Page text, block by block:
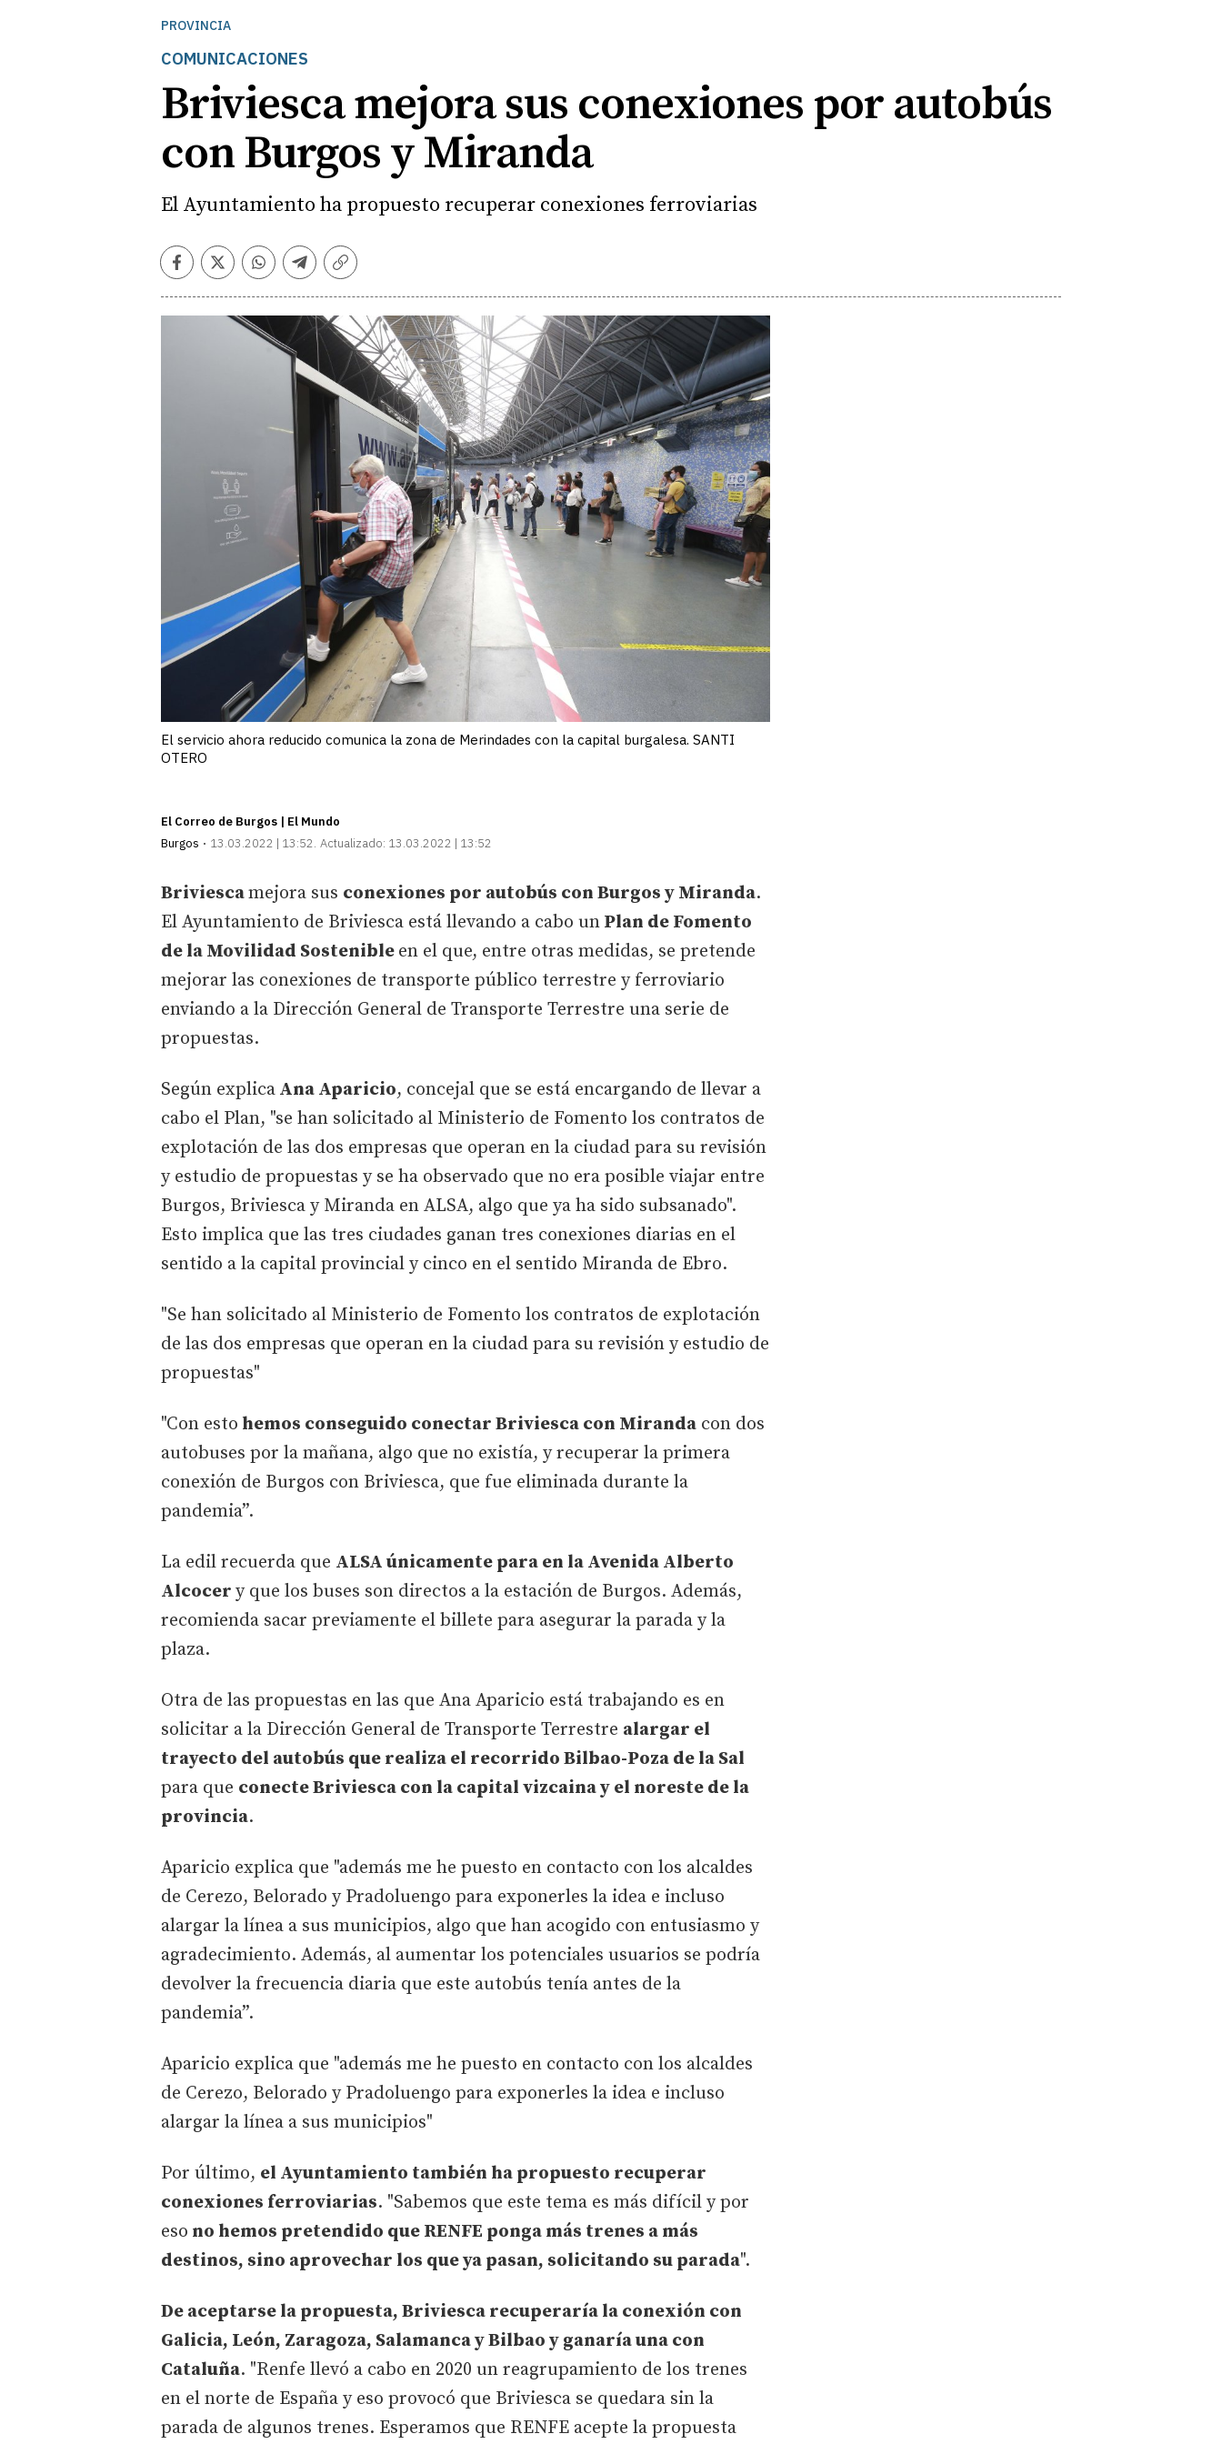
PROVINCIA
COMUNICACIONES
Briviesca mejora sus conexiones por autobús
con Burgos y Miranda
El Ayuntamiento ha propuesto recuperar conexiones ferroviarias
Facebook
TwitterWhatsapp
Telegram
Copiar
El servicio ahora reducido comunica la zona de Merindades con la capital burgalesa. SANTI
OTERO
El Correo de Burgos | El Mundo
Burgos
13.03.2022 | 13:52 Actualizado: 13.03.2022 | 13:52
Briviescamejora sus conexiones por autobús con Burgos y Miranda.
El Ayuntamiento de Briviesca está llevando a cabo un Plan de Fomento
de la Movilidad Sostenible en el que, entre otras medidas, se pretende
mejorar las conexiones de transporte público terrestre y ferroviario
enviando a la Dirección General de Transporte Terrestre una serie de
propuestas.
Según explica Ana Aparicio, concejal que se está encargando de llevar a
cabo el Plan, "se han solicitado al Ministerio de Fomento los contratos de
explotación de las dos empresas que operan en la ciudad para su revisión
y estudio de propuestas y se ha observado que no era posible viajar entre
Burgos, Briviesca y Miranda en ALSA, algo que ya ha sido subsanado".
Esto implica que las tres ciudades ganan tres conexiones diarias en el
sentido a la capital provincial y cinco en el sentido Miranda de Ebro.
"Se han solicitado al Ministerio de Fomento los contratos de explotación
de las dos empresas que operan en la ciudad para su revisión y estudio de
propuestas"
"Con esto hemos conseguido conectar Briviesca con Miranda con dos
autobuses por la mañana, algo que no existía, y recuperar la primera
conexión de Burgos con Briviesca, que fue eliminada durante la
pandemia”.
La edil recuerda que ALSA únicamente para en la Avenida Alberto
Alcocer y que los buses son directos a la estación de Burgos. Además,
recomienda sacar previamente el billete para asegurar la parada y la
plaza.
Otra de las propuestas en las que Ana Aparicio está trabajando es en
solicitar a la Dirección General de Transporte Terrestre alargar el
trayecto del autobús que realiza el recorrido Bilbao-Poza de la Sal
para que conecte Briviesca con la capital vizcaina y el noreste de la
provincia.
Aparicio explica que "además me he puesto en contacto con los alcaldes
de Cerezo, Belorado y Pradoluengo para exponerles la idea e incluso
alargar la línea a sus municipios, algo que han acogido con entusiasmo y
agradecimiento. Además, al aumentar los potenciales usuarios se podría
devolver la frecuencia diaria que este autobús tenía antes de la
pandemia”.
Aparicio explica que "además me he puesto en contacto con los alcaldes
de Cerezo, Belorado y Pradoluengo para exponerles la idea e incluso
alargar la línea a sus municipios"
Por último, el Ayuntamiento también ha propuesto recuperar
conexiones ferroviarias. "Sabemos que este tema es más difícil y por
eso no hemos pretendido que RENFE ponga más trenes a más
destinos, sino aprovechar los que ya pasan, solicitando su parada".
De aceptarse la propuesta, Briviesca recuperaría la conexión con
Galicia, León, Zaragoza, Salamanca y Bilbao y ganaría una con
Cataluña. "Renfe llevó a cabo en 2020 un reagrupamiento de los trenes
en el norte de España y eso provocó que Briviesca se quedara sin la
parada de algunos trenes. Esperamos que RENFE acepte la propuesta